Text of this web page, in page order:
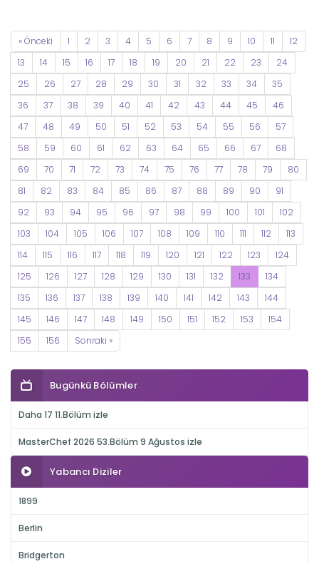
« Önceki 1 2 3 4 5 6 7 8 9 10 11
12
13
14 15 16 17 18 19 20 21 22 23
24
25
26 27 28 29 30 31 32 33 34
35
36
37 38 39 40 41 42 43 44 45
46
47
48 49 50 51 52 53 54 55 56
57
58
59 60 61 62 63 64 65 66 67
68
69
70 71 72 73 74 75 76 77 78 79
80
81
82 83 84 85 86 87 88 89 90
91
92
93 94 95 96 97 98 99 100 101
102
103
104 105 106 107 108 109 110 111 112
113
114
115 116 117 118 119 120 121 122 123
124
125
126 127 128 129 130 131 132 133
134
135
136 137 138 139 140 141 142 143
144
145
146 147 148 149 150 151 152 153
154
155
156 Sonraki »
Bugünkü Bölümler
Daha 17 11.Bölüm izle
MasterChef 2026 53.Bölüm 9 Ağustos izle
Yabancı Diziler
1899
Berlin
Bridgerton